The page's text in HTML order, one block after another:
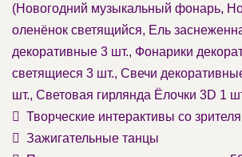
(Новогодний музыкальный фонарь,
оленёнок светящийся, Ель
декоративные 3 шт., Фонарики
светящиеся 3 шт., Свечи
шт., Световая гирлянда Ёлочки 3D 1
Творческие интерактивы со
Зажигательные танцы